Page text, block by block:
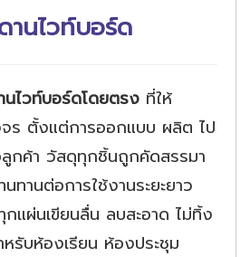
านไวท์บอร์ด
นไวท์บอร์ดโดยตรง ที่ให้
ร ตั้งแต่การออกแบบ ผลิต ไป
กค้า วัสดุทุกชิ้นถูกคัดสรรมา
านต่อการใช้งานระยะยาว
กแผ่นเขียนลื่น ลบสะอาด ไม่ทิ้ง
หรับห้องเรียน ห้องประชุม